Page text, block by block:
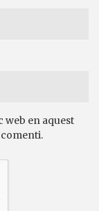
web en aquest